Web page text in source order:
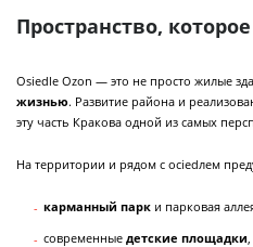
Пространство,
Osiedle Ozon — это не просто жилые
жизнью. Развитие района и
эту часть Кракова одной из самых
На территории и рядом с осiedлем
карманный парк и парковая
современные детские площадки